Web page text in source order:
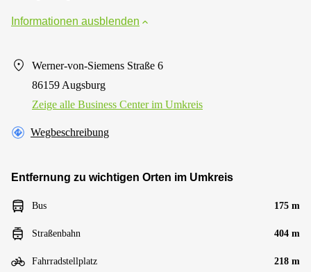
Informationen ausblenden
Werner-von-Siemens Straße 6
86159 Augsburg
Zeige alle Business Center im Umkreis
Wegbeschreibung
Entfernung zu wichtigen Orten im Umkreis
Bus 175 m
Straßenbahn 404 m
Fahrradstellplatz 218 m